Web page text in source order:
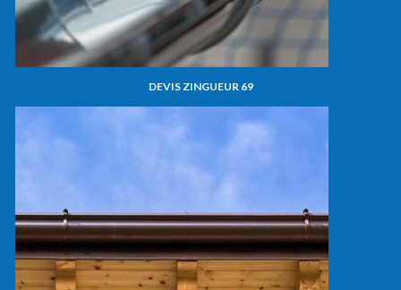
DEVIS ZINGUEUR 69